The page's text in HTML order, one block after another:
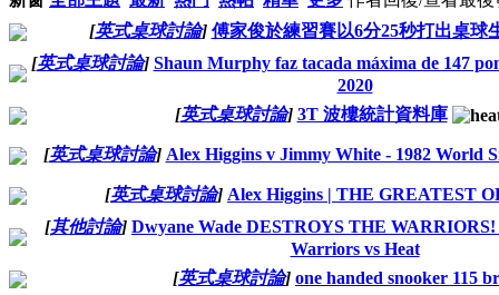
[英式桌球討論] 傅家俊於練習賽以6分25秒打出桌球
[英式桌球討論] Shaun Murphy faz tacada máxima de 147
2020
[英式桌球討論] 3T 波樓統計資料庫
[英式桌球討論] Alex Higgins v Jimmy White - 1982 World
[英式桌球討論] Alex Higgins | THE GREATEST
[其他討論] Dwyane Wade DESTROYS THE
Warriors vs Heat
[英式桌球討論] one handed snooker 115